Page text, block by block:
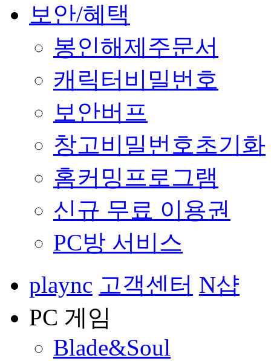
보안/혜택
봉인해제주문서
캐릭터비밀번호
보안버프
창고비밀번호초기화
홈커밍프로그램
신규 무료 이용권
PC방 서비스
plaync 고객센터 N샵
PC 게임
Blade&Soul